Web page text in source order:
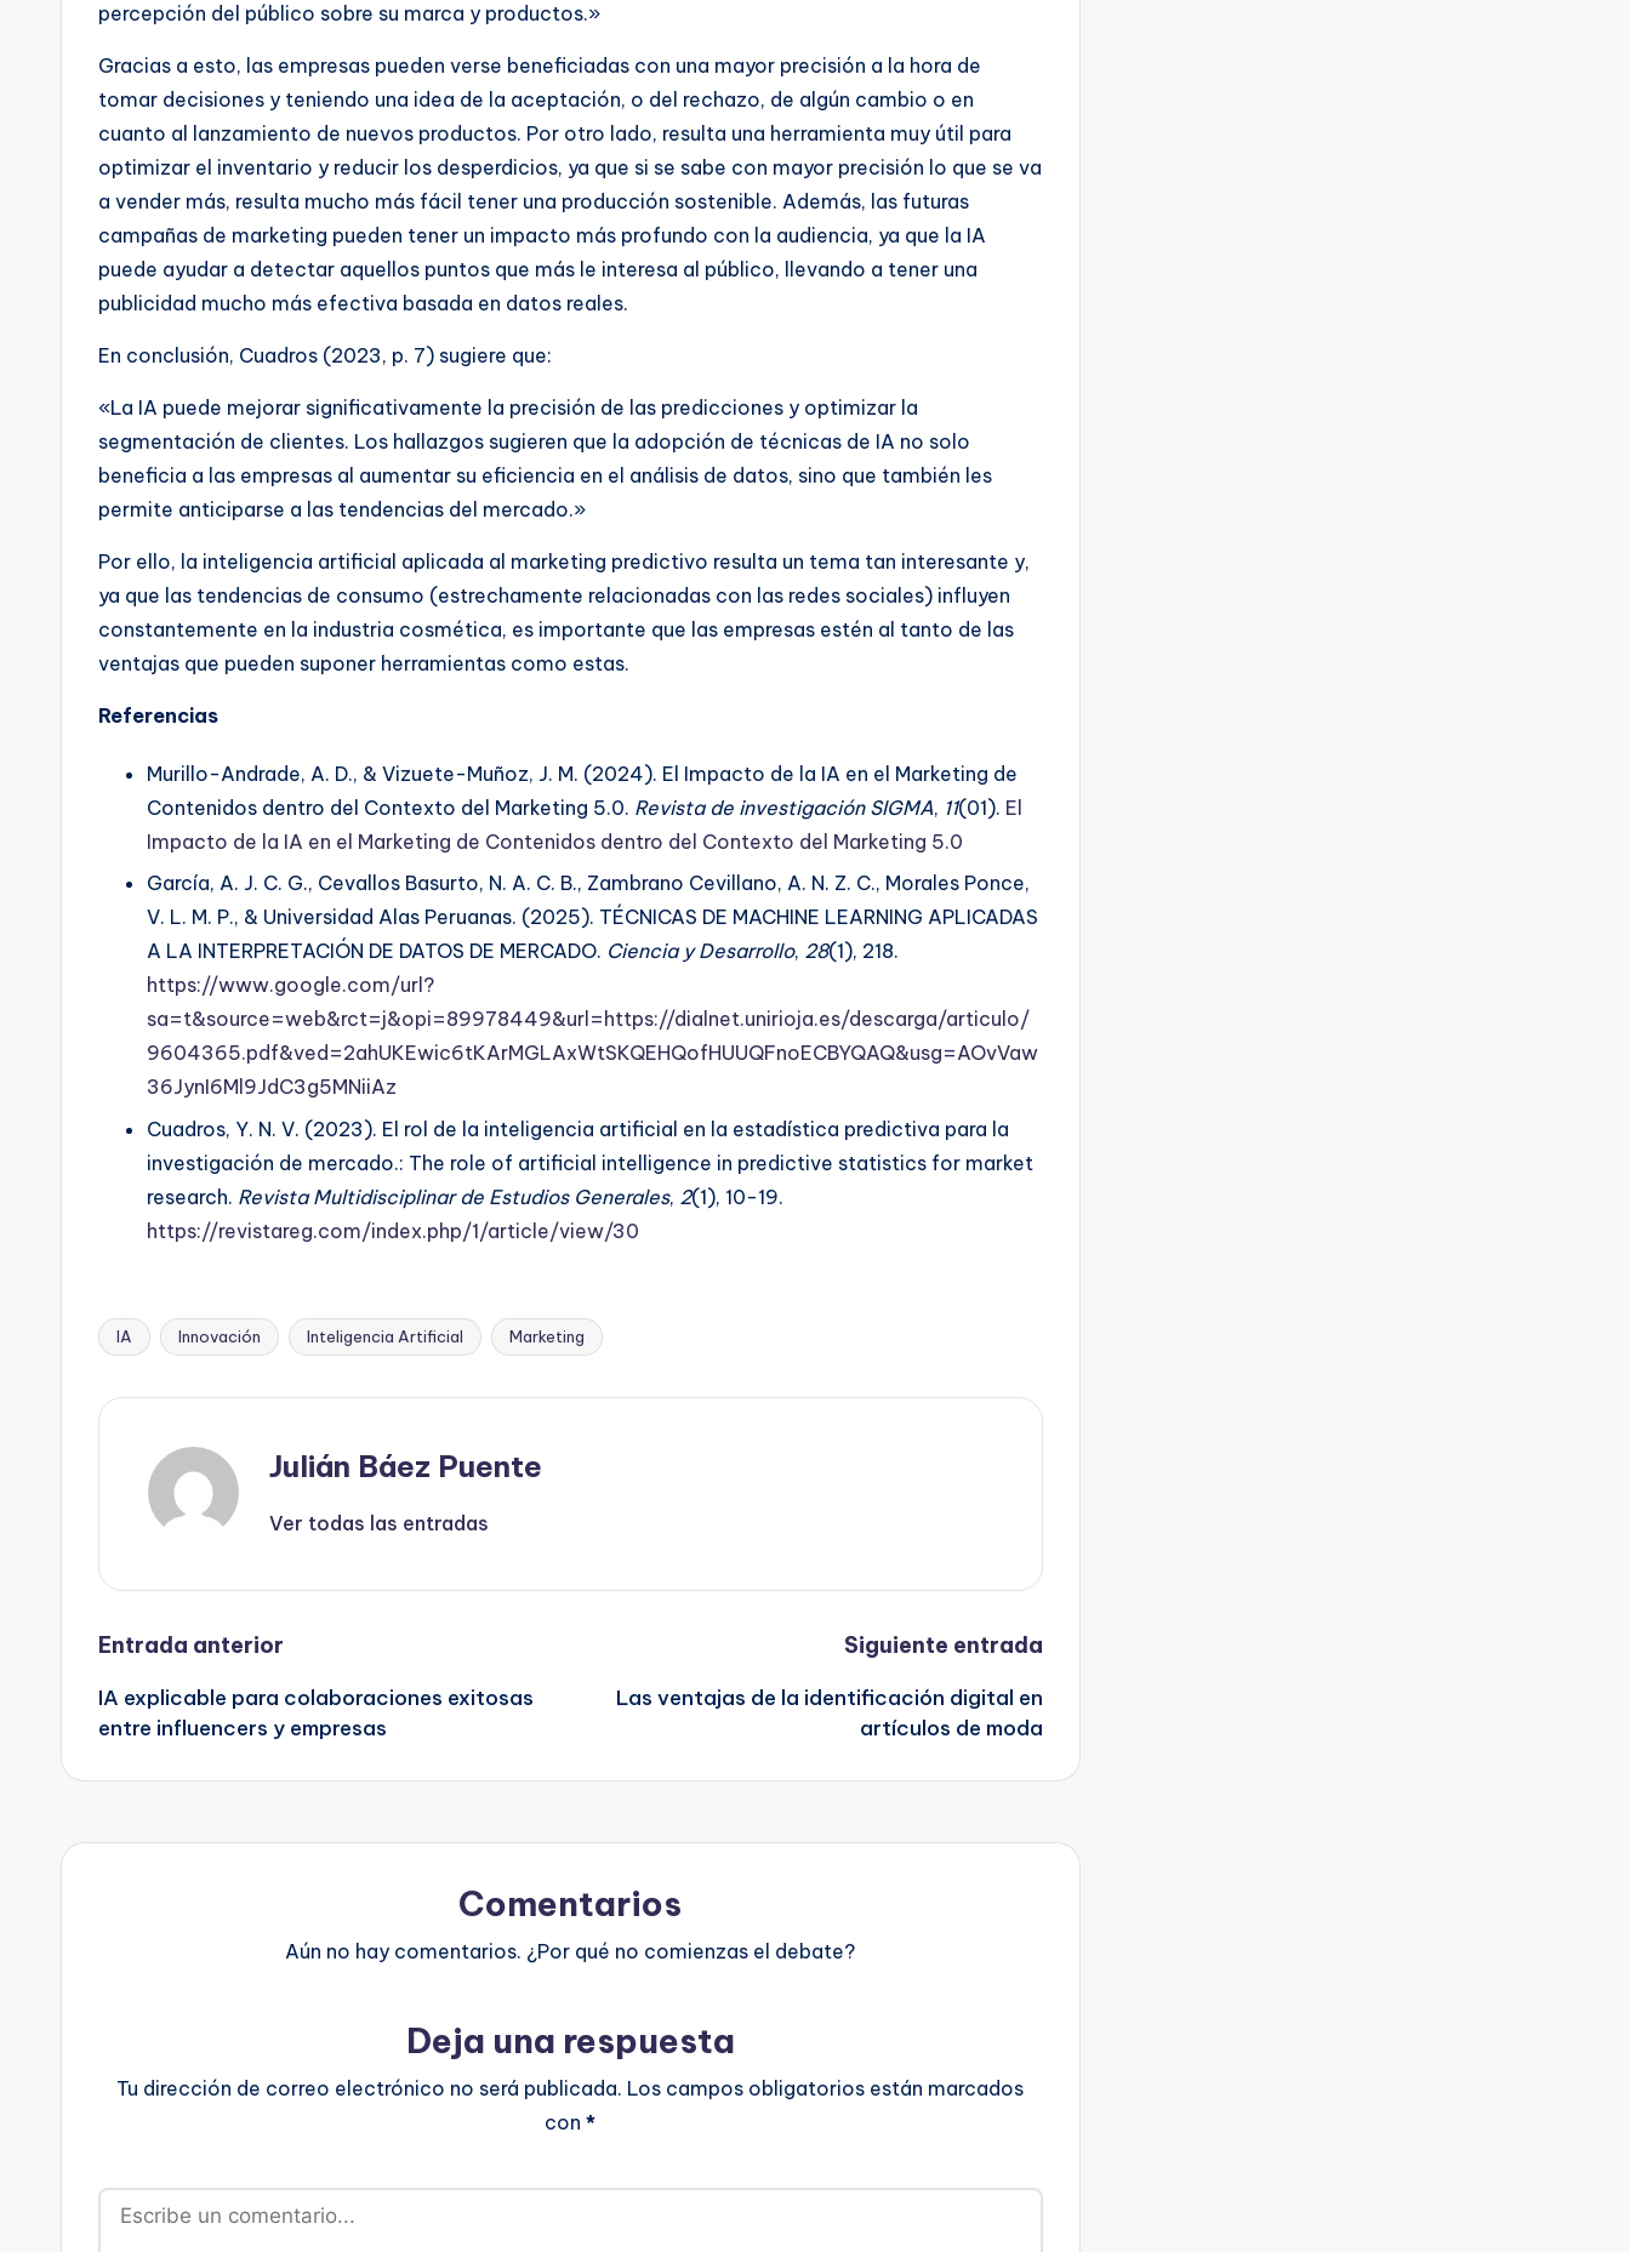
percepción del público sobre su marca y productos.»
Gracias a esto, las empresas pueden verse beneficiadas con una mayor precisión a la hora de
tomar decisiones y teniendo una idea de la aceptación, o del rechazo, de algún cambio o en
cuanto al lanzamiento de nuevos productos. Por otro lado, resulta una herramienta muy útil para
optimizar el inventario y reducir los desperdicios, ya que si se sabe con mayor precisión lo que se va
a vender más, resulta mucho más fácil tener una producción sostenible. Además, las futuras
campañas de marketing pueden tener un impacto más profundo con la audiencia, ya que la IA
puede ayudar a detectar aquellos puntos que más le interesa al público, llevando a tener una
publicidad mucho más efectiva basada en datos reales.
En conclusión, Cuadros (2023, p. 7) sugiere que:
«La IA puede mejorar significativamente la precisión de las predicciones y optimizar la
segmentación de clientes. Los hallazgos sugieren que la adopción de técnicas de IA no solo
beneficia a las empresas al aumentar su eficiencia en el análisis de datos, sino que también les
permite anticiparse a las tendencias del mercado.»
Por ello, la inteligencia artificial aplicada al marketing predictivo resulta un tema tan interesante y,
ya que las tendencias de consumo (estrechamente relacionadas con las redes sociales) influyen
constantemente en la industria cosmética, es importante que las empresas estén al tanto de las
ventajas que pueden suponer herramientas como estas.
Referencias
Murillo-Andrade, A. D., & Vizuete-Muñoz, J. M. (2024). El Impacto de la IA en el Marketing de
Contenidos dentro del Contexto del Marketing 5.0. Revista de investigación SIGMA, 11(01). El
Impacto de la IA en el Marketing de Contenidos dentro del Contexto del Marketing 5.0
García, A. J. C. G., Cevallos Basurto, N. A. C. B., Zambrano Cevillano, A. N. Z. C., Morales Ponce,
V. L. M. P., & Universidad Alas Peruanas. (2025). TÉCNICAS DE MACHINE LEARNING APLICADAS
A LA INTERPRETACIÓN DE DATOS DE MERCADO. Ciencia y Desarrollo, 28(1), 218.
https://www.google.com/url?
sa=t&source=web&rct=j&opi=89978449&url=https://dialnet.unirioja.es/descarga/articulo/
9604365.pdf&ved=2ahUKEwic6tKArMGLAxWtSKQEHQofHUUQFnoECBYQAQ&usg=AOvVaw
36JynI6Ml9JdC3g5MNiiAz
Cuadros, Y. N. V. (2023). El rol de la inteligencia artificial en la estadística predictiva para la
investigación de mercado.: The role of artificial intelligence in predictive statistics for market
research. Revista Multidisciplinar de Estudios Generales, 2(1), 10-19.
https://revistareg.com/index.php/1/article/view/30
Etiquetas:
IA Innovación Inteligencia Artificial Marketing
Julián Báez Puente
Ver todas las entradas
Navegación
de
entradas
Entrada anterior
IA explicable para colaboraciones exitosas
entre influencers y empresas
Siguiente entrada
Las ventajas de la identificación digital en
artículos de moda
Comentarios
Aún no hay comentarios. ¿Por qué no comienzas el debate?
Deja una respuesta
Tu dirección de correo electrónico no será publicada. Los campos obligatorios están marcados
con*